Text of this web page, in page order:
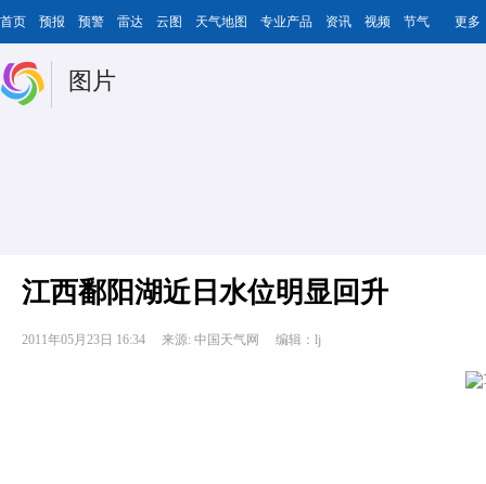
首页 预报 预警 雷达 云图 天气地图 专业产品 资讯 视频 节气 更多
图片
江西鄱阳湖近日水位明显回升
2011年05月23日 16:34 来源: 中国天气网 编辑：lj